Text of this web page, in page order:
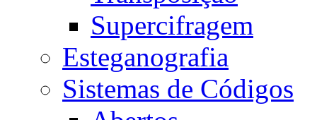
Supercifragem
Esteganografia
Sistemas de Códigos